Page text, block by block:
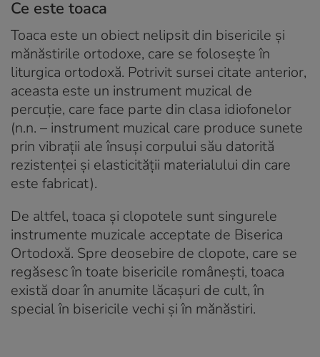
Ce este toaca
Toaca este un obiect nelipsit din bisericile și
mănăstirile ortodoxe, care se folosește în
liturgica ortodoxă. Potrivit sursei citate anterior,
aceasta este un instrument muzical de
percuție, care face parte din clasa idiofonelor
(n.n. – instrument muzical care produce sunete
prin vibrații ale însuși corpului său datorită
rezistenței și elasticității materialului din care
este fabricat).
De altfel, toaca și clopotele sunt singurele
instrumente muzicale acceptate de Biserica
Ortodoxă. Spre deosebire de clopote, care se
regăsesc în toate bisericile românești, toaca
există doar în anumite lăcașuri de cult, în
special în bisericile vechi și în mănăstiri.